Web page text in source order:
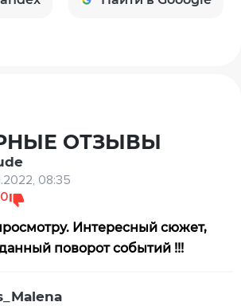
ОТЗЫВЫ
08:35
0
Интересный сюжет,
поворот событий !!!